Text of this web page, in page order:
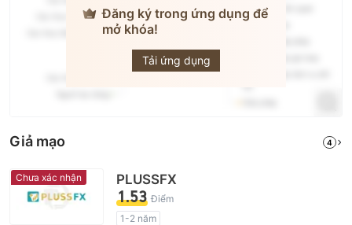
Đăng ký trong ứng dụng để
mở khóa!
Tải ứng dụng
Giả mạo 4
Chưa xác nhận PLUSSFX
1.53 Điểm
1-2 năm